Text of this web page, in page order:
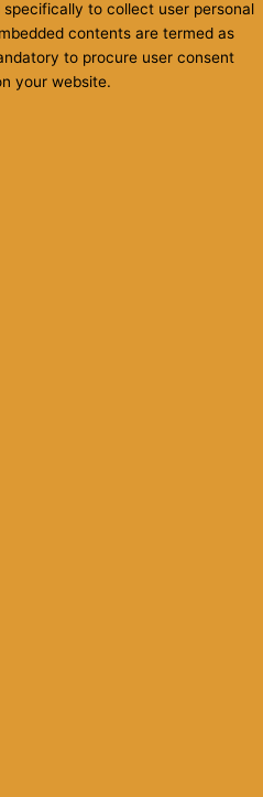
to collect user personal
contents are termed as
to procure user consent
your website.